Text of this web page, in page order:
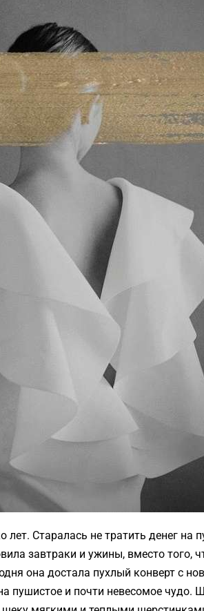
Старалась не тратить денег на
завтраки и ужины, вместо того,
она достала пухлый конверт с
пушистое и почти невесомое чудо.